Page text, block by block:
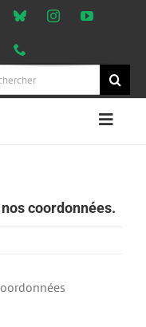
ORIENTATIONS
coordonnées.